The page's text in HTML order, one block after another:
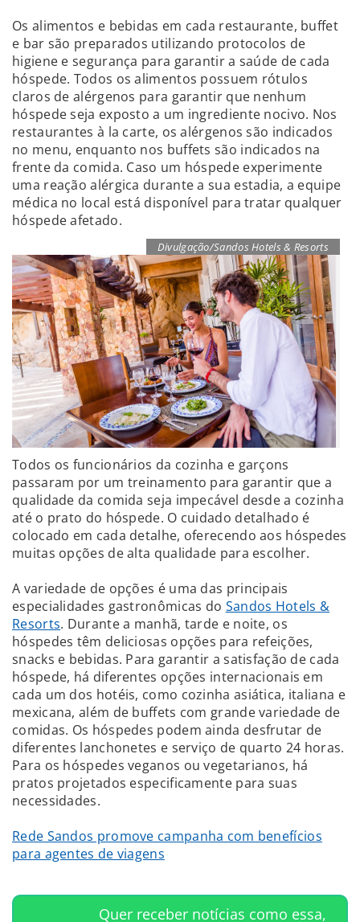
Os alimentos e bebidas em cada restaurante, buffet
e bar são preparados utilizando protocolos de
higiene e segurança para garantir a saúde de cada
hóspede. Todos os alimentos possuem rótulos
claros de alérgenos para garantir que nenhum
hóspede seja exposto a um ingrediente nocivo. Nos
restaurantes à la carte, os alérgenos são indicados
no menu, enquanto nos buffets são indicados na
frente da comida. Caso um hóspede experimente
uma reação alérgica durante a sua estadia, a equipe
médica no local está disponível para tratar qualquer
hóspede afetado.
Divulgação/Sandos Hotels & Resorts
Todos os funcionários da cozinha e garçons
passaram por um treinamento para garantir que a
qualidade da comida seja impecável desde a cozinha
até o prato do hóspede. O cuidado detalhado é
colocado em cada detalhe, oferecendo aos hóspedes
muitas opções de alta qualidade para escolher.
A variedade de opções é uma das principais
especialidades gastronômicas do Sandos Hotels &
Resorts. Durante a manhã, tarde e noite, os
hóspedes têm deliciosas opções para refeições,
snacks e bebidas. Para garantir a satisfação de cada
hóspede, há diferentes opções internacionais em
cada um dos hotéis, como cozinha asiática, italiana e
mexicana, além de buffets com grande variedade de
comidas. Os hóspedes podem ainda desfrutar de
diferentes lanchonetes e serviço de quarto 24 horas.
Para os hóspedes veganos ou vegetarianos, há
pratos projetados especificamente para suas
necessidades.
Rede Sandos promove campanha com benefícios
para agentes de viagens
Quer receber notícias como essa,